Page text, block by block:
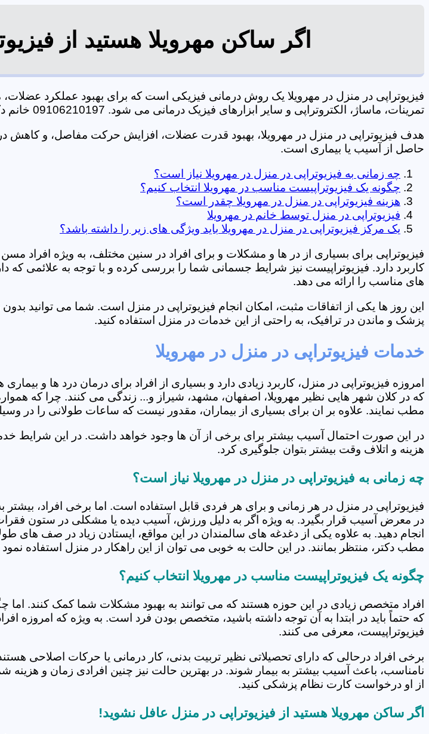
اگر ساکن مهرویلا هستید از
فیزیوتراپی در منزل در مهرویلا یک روش درمانی فیزیکی است که برای بهبود عملکرد
تمرینات، ماساژ، الکتروتراپی و سایر ابزارهای فیزیک درمانی می شود. 09106210197 خانم دکتر دمیرچی
هدف فیزیوتراپی در منزل در مهرویلا، بهبود قدرت عضلات، افزایش حرکت مفاصل، و کاهش
حاصل از آسیب یا بیماری است.
چه زمانی به فیزیوتراپی در منزل در مهرویلا نیاز است؟
چگونه یک فیزیوتراپیست مناسب در مهرویلا انتخاب کنیم؟
هزینه فیزیوتراپی در منزل در مهرویلا چقدر است؟
فیزیوتراپی در منزل توسط خانم در مهرویلا
یک مرکز فیزیوتراپی در منزل در مهرویلا باید ویژگی های زیر را داشته باشد؟
فیزیوتراپی برای بسیاری از در ها و مشکلات و برای افراد در سنین مختلف، به ویژه افراد
کاربرد دارد. فیزیوتراپیست نیز شرایط جسمانی شما را بررسی کرده و با توجه به علائمی که
های مناسب را ارائه می دهد.
این روز ها یکی از اتفاقات مثبت، امکان انجام فیزیوتراپی در منزل است. شما می توانید
پزشک و ماندن در ترافیک، به راحتی از این خدمات در منزل استفاده کنید.
خدمات فیزیوتراپی در منزل در مهرویلا
امروزه فیزیوتراپی در منزل، کاربرد زیادی دارد و بسیاری از افراد برای درمان درد ها و
که در کلان شهر هایی نظیر مهرویلا، اصفهان، مشهد، شیراز و... زندگی می کنند. چرا که
مطب نمایند. علاوه بر ان برای بسیاری از بیماران، مقدور نیست که ساعات طولانی را در
در این صورت احتمال آسیب بیشتر برای برخی از آن ها وجود خواهد داشت. در این شرایط
هزینه و اتلاف وقت بیشتر بتوان جلوگیری کرد.
چه زمانی به فیزیوتراپی در منزل در مهرویلا نیاز است؟
فیزیوتراپی در منزل در هر زمانی و برای هر فردی قابل استفاده است. اما برخی افراد،
در معرض آسیب قرار بگیرد. به ویژه اگر به دلیل ورزش، آسیب دیده یا مشکلی در ستون
انجام دهید. به علاوه یکی از دغدغه های سالمندان در این مواقع، ایستادن زیاد در صف های
مطب دکتر، منتظر بمانند. در این حالت به خوبی می توان از این راهکار در منزل استفاده
چگونه یک فیزیوتراپیست مناسب در مهرویلا انتخاب کنیم؟
افراد متخصص زیادی در این حوزه هستند که می توانند به بهبود مشکلات شما کمک کنند.
که حتماً باید در ابتدا به آن توجه داشته باشید، متخصص بودن فرد است. به ویژه که امروزه
فیزیوتراپیست، معرفی می کنند.
برخی افراد درحالی که دارای تحصیلاتی نظیر تربیت بدنی، کار درمانی یا حرکات اصلاحی
نامناسب، باعث آسیب بیشتر به بیمار شوند. در بهترین حالت نیز چنین افرادی زمان و
از او درخواست کارت نظام پزشکی کنید.
اگر ساکن مهرویلا هستید از فیزیوتراپی در منزل عافل نشوید!